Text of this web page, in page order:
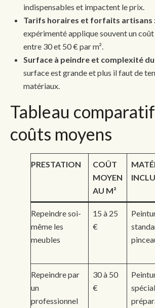
indispensables et impactent le prix.
Tarifs horaires et forfaits artisans
expérimenté applique souvent un
entre 30 et 50 € par m².
Surface à peindre et complexité
surface est grande et plus il faut de
matériaux.
Tableau
coûts moyens
PRESTATION
COÛT
MOYEN
AU M²
Repeindre soi-
même les
meubles
15 à 25
€
Repeindre par
un
professionnel
30 à 50
€